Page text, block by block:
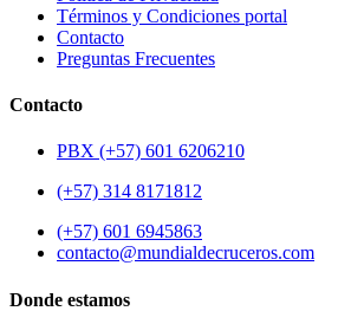
Términos y Condiciones portal
Contacto
Preguntas Frecuentes
Contacto
PBX (+57) 601 6206210
(+57) 314 8171812
(+57) 601 6945863
contacto@mundialdecruceros.com
Donde estamos